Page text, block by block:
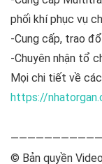
phối khí phục vụ
-Cung cấp, trao
-Chuyên nhận tổ
Mọi chi tiết về
https://
© Bản quyền